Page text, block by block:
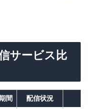
サービス比
間 配信状況